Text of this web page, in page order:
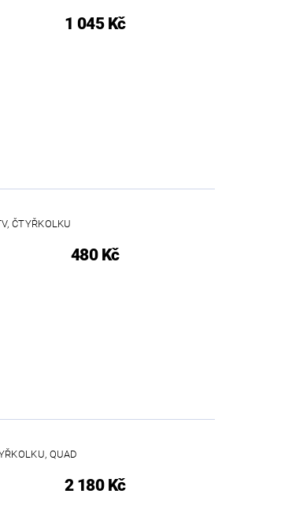
1 045 Kč
ČTYŘKOLKU
480 Kč
QUAD
2 180 Kč